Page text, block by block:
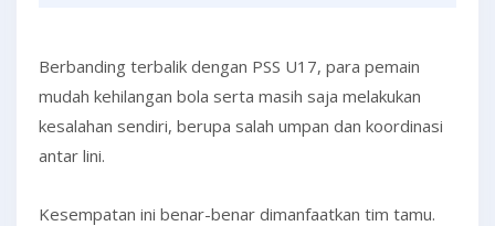
Berbanding terbalik dengan PSS U17, para pemain
mudah kehilangan bola serta masih saja melakukan
kesalahan sendiri, berupa salah umpan dan koordinasi
antar lini.
Kesempatan ini benar-benar dimanfaatkan tim tamu.